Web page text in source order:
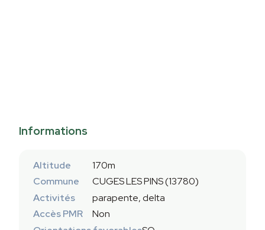
Informations
Altitude
170m
Commune
CUGES LES PINS (13780)
Activités
parapente, delta
Accès PMR
Non